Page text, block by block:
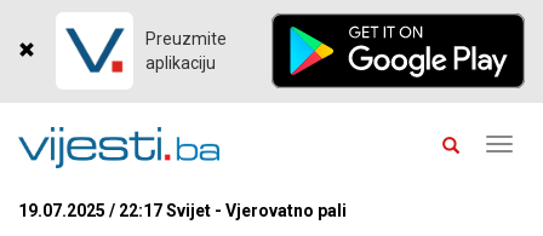
Preuzmite
aplikaciju
19.07.2025 / 22:17 Svijet - Vjerovatno pali